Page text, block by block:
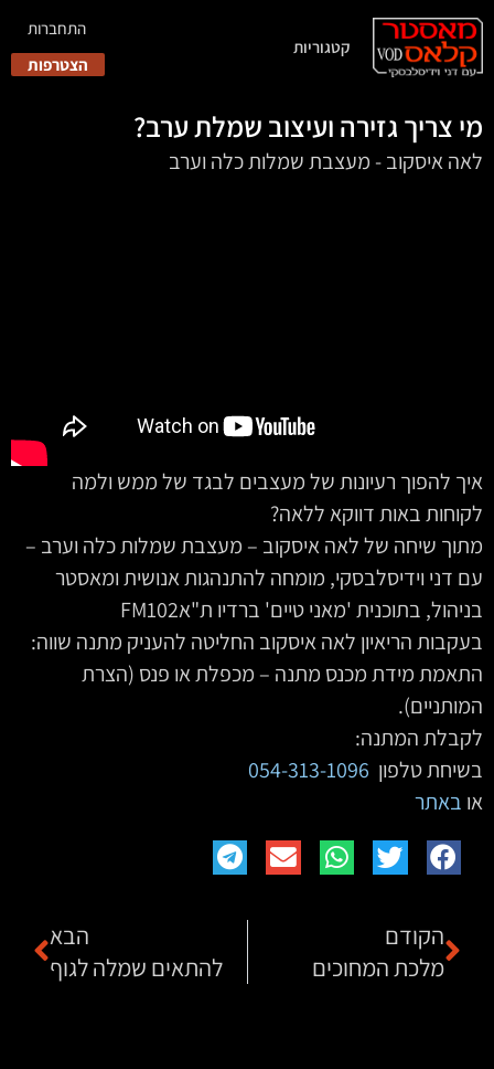
קטגוריות
התחברות
הצטרפות
מי צריך גזירה ועיצוב שמלת ערב?
לאה איסקוב - מעצבת שמלות כלה וערב
איך להפוך רעיונות של מעצבים לבגד של ממש ולמה
לקוחות באות דווקא ללאה?
מתוך שיחה של לאה איסקוב – מעצבת שמלות כלה וערב –
עם דני וידיסלבסקי, מומחה להתנהגות אנושית ומאסטר
בניהול, בתוכנית 'מאני טיים' ברדיו ת"אFM102
בעקבות הריאיון לאה איסקוב החליטה להעניק מתנה שווה:
התאמת מידת מכנס מתנה – מכפלת או פנס (הצרת
המותניים).
לקבלת המתנה:
בשיחת טלפון 054-313-1096
או באתר
הקודם
מלכת המחוכים
הבא
להתאים שמלה לגוף